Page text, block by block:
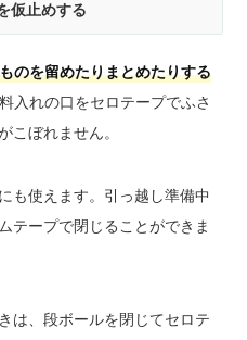
仮止めする
のを留めたりまとめたりする
入れの口をセロテープでふさ
こぼれません。
も使えます。引っ越し準備中
テープで閉じることができま
は、段ボールを閉じてセロテ